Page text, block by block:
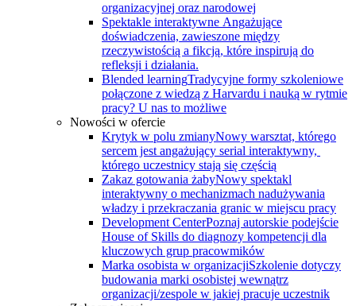
organizacyjnej oraz narodowej
Spektakle interaktywne Angażujące
doświadczenia, zawieszone między
rzeczywistością a fikcją, które inspirują do
refleksji i działania.
Blended learningTradycyjne formy szkoleniowe
połączone z wiedzą z Harvardu i nauką w rytmie
pracy? U nas to możliwe
Nowości w ofercie
Krytyk w polu zmianyNowy warsztat, którego
sercem jest angażujący serial interaktywny, ​
którego uczestnicy stają się częścią
Zakaz gotowania żabyNowy spektakl
interaktywny o mechanizmach nadużywania
władzy i przekraczania granic w miejscu pracy
Development CenterPoznaj autorskie podejście
House of Skills do diagnozy kompetencji dla
kluczowych grup pracowmików
Marka osobista w organizacjiSzkolenie dotyczy
budowania marki osobistej wewnątrz
organizacji/zespole w jakiej pracuje uczestnik